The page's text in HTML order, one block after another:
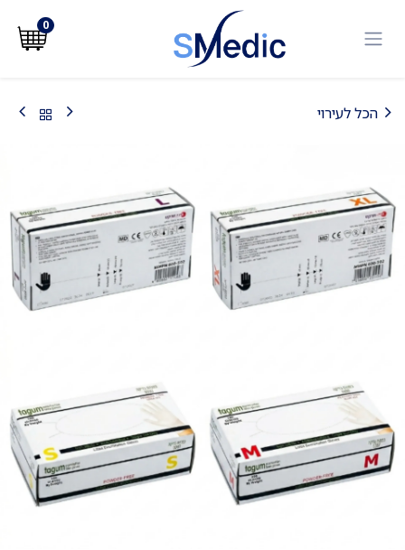
0
הכל לעירוי